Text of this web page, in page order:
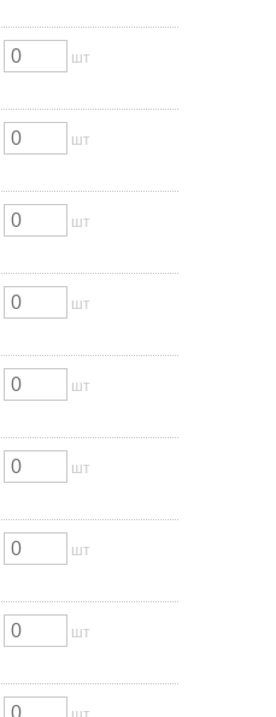
шт
шт
шт
шт
шт
шт
шт
шт